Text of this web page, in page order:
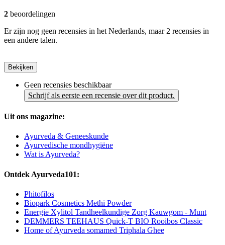
2 beoordelingen
Er zijn nog geen recensies in het Nederlands, maar 2 recensies in
een andere talen.
Bekijken
Geen recensies beschikbaar
Schrijf als eerste een recensie over dit product.
Uit ons magazine:
Ayurveda & Geneeskunde
Ayurvedische mondhygiëne
Wat is Ayurveda?
Ontdek Ayurveda101:
Phitofilos
Biopark Cosmetics Methi Powder
Energie Xylitol Tandheelkundige Zorg Kauwgom - Munt
DEMMERS TEEHAUS Quick-T BIO Rooibos Classic
Home of Ayurveda somamed Triphala Ghee